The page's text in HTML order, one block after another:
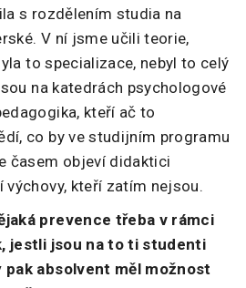
s rozdělením studia na
V ní jsme učili teorie,
to specializace, nebyl to celý
na katedrách psychologové
kteří ač to
co by ve studijním programu
časem objeví didaktici
kteří zatím nejsou.
prevence třeba v rámci
jestli jsou na to ti studenti
pak absolvent měl možnost